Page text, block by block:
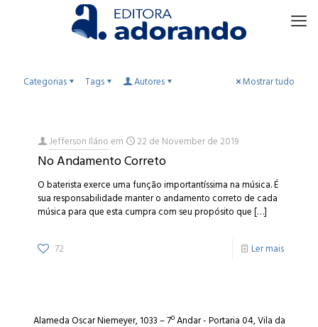
Categorias Tags Autores Mostrar tudo
Jefferson Ilárioem 22 de November de 2019
No Andamento Correto
O baterista exerce uma função importantíssima na música. É
sua responsabilidade manter o andamento correto de cada
música para que esta cumpra com seu propósito que[…]
72 Ler mais
Alameda Oscar Niemeyer, 1033 – 7º Andar - Portaria 04, Vila da